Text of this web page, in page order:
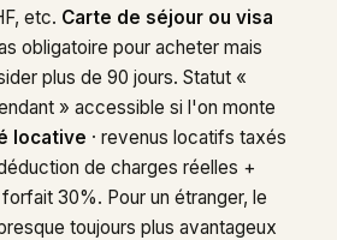
etc. Carte de séjour ou visa
obligatoire pour acheter mais
plus de 90 jours. Statut «
» accessible si l'on monte
locative · revenus locatifs taxés
de charges réelles +
30%. Pour un étranger, le
toujours plus avantageux